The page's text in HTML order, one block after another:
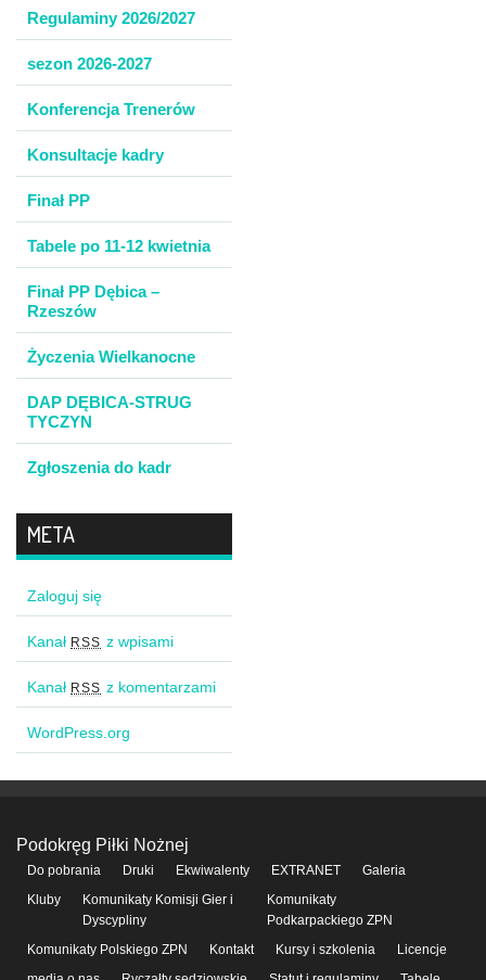
Regulaminy 2026/2027
sezon 2026-2027
Konferencja Trenerów
Konsultacje kadry
Finał PP
Tabele po 11-12 kwietnia
Finał PP Dębica –
Rzeszów
Życzenia Wielkanocne
DAP DĘBICA-STRUG
TYCZYN
Zgłoszenia do kadr
META
Zaloguj się
Kanał RSS z wpisami
Kanał RSS z komentarzami
WordPress.org
Podokręg Piłki Nożnej
Do pobrania Druki Ekwiwalenty EXTRANET
Galeria
Kluby
Komunikaty Komisji Gier i
Dyscypliny
Komunikaty
Podkarpackiego ZPN
Komunikaty Polskiego ZPN
Kontakt Kursy i szkolenia
Licencje